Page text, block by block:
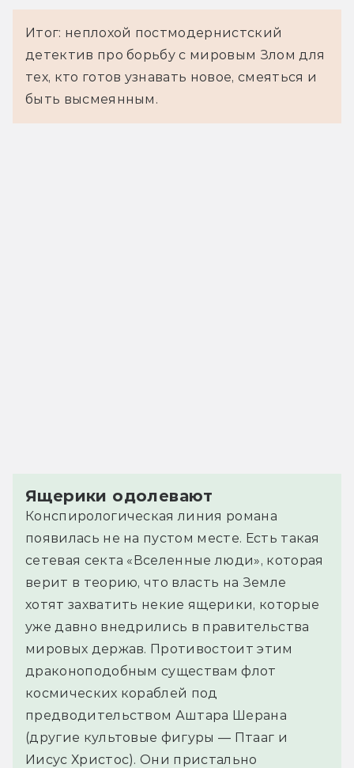
Итог: неплохой постмодернистский
детектив про борьбу с мировым Злом для
тех, кто готов узнавать новое, смеяться и
быть высмеянным.
Ящерики одолевают
Конспирологическая линия романа
появилась не на пустом месте. Есть такая
сетевая секта «Вселенные люди», которая
верит в теорию, что власть на Земле
хотят захватить некие ящерики, которые
уже давно внедрились в правительства
мировых держав. Противостоит этим
драконоподобным существам флот
космических кораблей под
предводительством Аштара Шерана
(другие культовые фигуры — Птааг и
Иисус Христос). Они пристально